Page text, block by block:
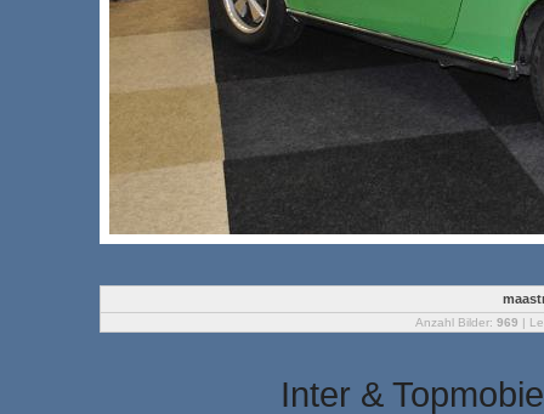
Anzahl Bilder: 969 |
Inter &